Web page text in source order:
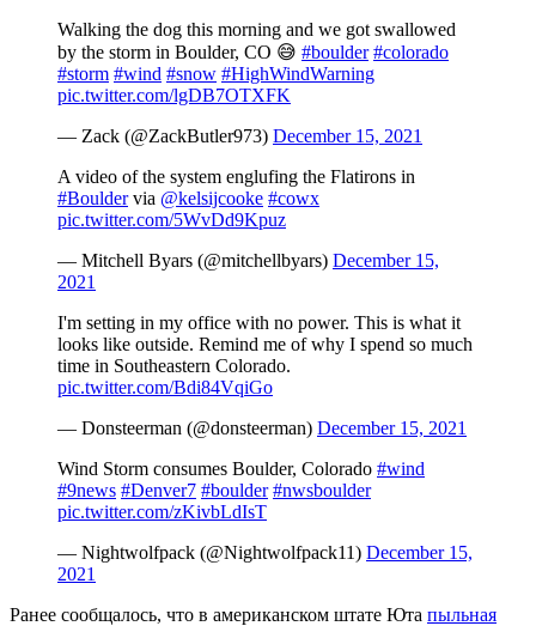
Walking the dog this morning and we got swallowed
by the storm in Boulder, CO 😅 #boulder #colorado
#storm #wind #snow #HighWindWarning
pic.twitter.com/lgDB7OTXFK
— Zack (@ZackButler973) December 15, 2021
A video of the system englufing the Flatirons in
#Bouldervia @kelsijcooke #cowx
pic.twitter.com/5WvDd9Kpuz
— Mitchell Byars (@mitchellbyars) December 15,
2021
I'm setting in my office with no power. This is what it
looks like outside. Remind me of why I spend so much
time in Southeastern Colorado.
pic.twitter.com/Bdi84VqiGo
— Donsteerman (@donsteerman) December 15, 2021
Wind Storm consumes Boulder, Colorado #wind
#9news #Denver7 #boulder #nwsboulder
pic.twitter.com/zKivbLdIsT
— Nightwolfpack (@Nightwolfpack11) December 15,
2021
Ранее сообщалось, что в американском штате Юта пыльная